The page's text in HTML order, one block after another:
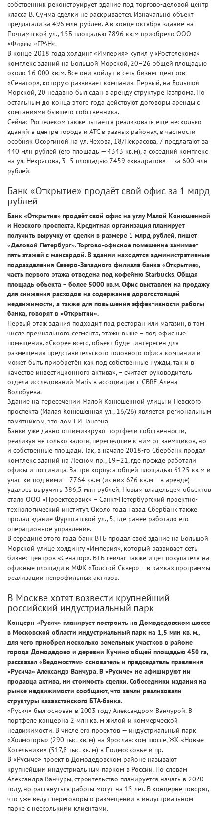
собственник реконструирует здание под торгово-деловой центр
класса В. Сумма сделки не раскрывается. Изначально объект
предлагали за 496 млн рублей. А в конце октября здание на
Почтамтской ул., 15Б площадью 7896 кв.м приобрело ООО
«Фирма «ГРАН».
В конце 2018 года холдинг «Империя» купил у «Ростелекома»
комплекс зданий на Большой Морской, 20–26 общей площадью
около 16 000 кв.м. Все они войдут в сеть бизнес-центров
«Сенатор», которую развивает компания. Первый, на Большой
Морской, 20 недавно был сдан в аренду структуре Газпрома. По
остальным до конца этого года действуют договоры аренды с
компаниями бывшего собственника.
Сейчас Ростелеком также пытается реализовать ещё несколько
зданий в центре города и АТС в разных районах, в частности
особняк Осоргиной на ул. Чехова, 18/Некрасова, 7 предлагают за
440 млн рублей (его площадь — 4343 кв.м), а соседний комплекс
на ул. Некрасова, 3–5 площадью 7459 «квадратов» — за 600 млн
рублей.
Банк «Открытие» продаёт свой офис за 1 млрд
рублей
Банк «Открытие» продаёт свой офис на углу Малой Конюшенной
и Невского проспекта. Кредитная организация планирует
получить выручку от сделки в размере 1 млрд рублей, пишет
«Деловой Петербург». Торгово-офисное помещение занимает
пять этажей с мансардой. В здании находятся административные
подразделения Северо-Западного филиала банка «Открытие»,
часть первого этажа отведена под кофейню Starbucks. Общая
площадь объекта – более 5000 кв.м. Офис выставлен на продажу
для снижения расходов на содержание дорогостоящей
недвижимости, а также для повышения эффективности работы
банка, говорят в «Открытии».
Первый этаж здания подходит под ресторан или магазин, в том
числе премиального сегмента, этажи выше – под офисные
помещения. «Скорее всего, объект будет интересен для
размещения представительского головного офиса компании и
может быть приобретён как под собственные нужды, так и в
качестве инвестиционного актива», – считает руководитель
отдела исследований Maris в ассоциации с CBRE Алёна
Волобуева.
Здание на пересечении Малой Конюшенной улицы и Невского
проспекта (Малая Конюшенная ул., 16/26) является региональным
памятником, это дом Г.И. Гансена.
Банки уже давно оптимизируют портфели собственности,
реализуя не только залоги, перешедшие к ним от заёмщиков, но
и собственные площади. Так, в начале 2018-го Сбербанк продал
комплекс зданий на Лесном пр., 19–21, где прежде работали
офисы и гостиница. За три корпуса общей площадью 6125 кв.м и
участки под ними – 7764 кв.м (из них 676 кв.м – в аренде) –
удалось выручить 386,5 млн рублей. Новым владельцем объектов
стало ООО «Проектсервис» – Санкт-Петербургский проектно-
технологический институт. Около года назад Сбербанк также
продал здание Фурштатской ул., 5, где ранее работало его
операционное управление.
В середине этого года банк ВТБ продал своё здание на Большой
Морской улице холдингу «Империя», который развивает сеть
бизнес-центров «Сенатор». ВТБ сейчас также ищет покупателя на
офисные площади в МФК «Толстой Сквер» – в рамках программы
реализации непрофильных активов.
В Москве хотят возвести крупнейший
российский индустриальный парк
Концерн «Русич» планирует построить на Домодедовском шоссе
в Московской области индустриальный парк на 1,5 млн кв. м.,
для чего приобрел несколько земельных участков в районе
города Домодедово и деревни Кучино общей площадью 450 га,
рассказал «Ведомостям» основатель и председатель правления
«Русича» Александр Ванчура. В «Русиче» не афишируют ни
продавца актива, ни стоимость сделки. Собеседники издания на
рынке недвижимости сообщают, что земли реализовали
структуры казахстанского БТА-банка.
«Русич» был основан в 2003 году Александром Ванчурой. В
портфеле концерна 2 млн кв. м жилой и коммерческой
недвижимости. В числе его проектов — индустриальный парк
«Холмогоры» (290 тыс. кв. м) на Ярославском шоссе, ЖК «Новые
Котельники» (517,8 тыс. кв. м) в Подмосковье и пр.
В «Русиче» проект в Домодедовском районе называют
крупнейшим индустриальным парком в России. По словам
Александра Ванчуры, строительство планируется начать в 2020
году, но растянуться работы могут на 15 лет. В концерне говорят,
что уже ведут переговоры о размещении в индустриальном
парке с несколькими клиентами.